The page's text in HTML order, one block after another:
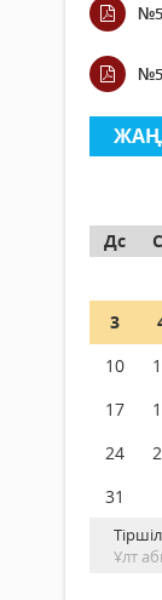
Дс
3
10
17
24
31
Ұлт